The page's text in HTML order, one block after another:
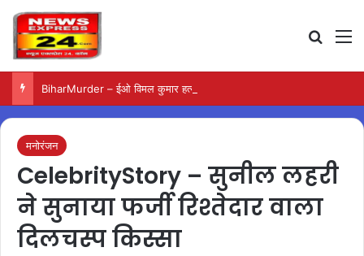
मनोरंजन
CelebrityStory – सुनील लहरी
ने सुनाया फर्जी रिश्तेदार वाला
दिलचस्प किस्सा